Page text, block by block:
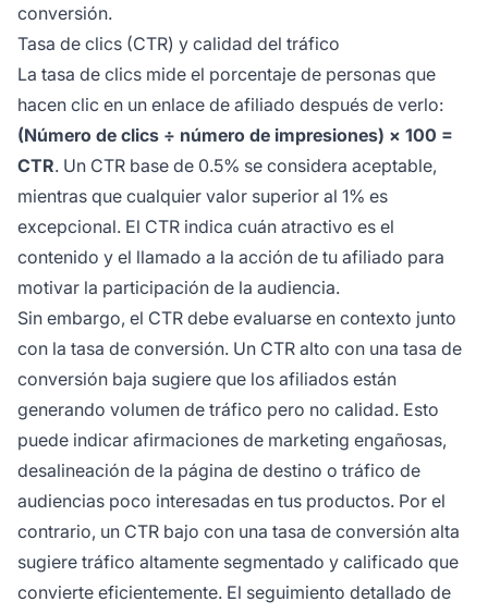
conversión.
Tasa de clics (CTR) y calidad del tráfico
La tasa de clics mide el porcentaje de personas que
hacen clic en un enlace de afiliado después de verlo:
(Número de clics ÷ número de impresiones) × 100 =
CTR. Un CTR base de 0.5% se considera aceptable,
mientras que cualquier valor superior al 1% es
excepcional. El CTR indica cuán atractivo es el
contenido y el llamado a la acción de tu afiliado para
motivar la participación de la audiencia.
Sin embargo, el CTR debe evaluarse en contexto junto
con la tasa de conversión. Un CTR alto con una tasa de
conversión baja sugiere que los afiliados están
generando volumen de tráfico pero no calidad. Esto
puede indicar afirmaciones de marketing engañosas,
desalineación de la página de destino o tráfico de
audiencias poco interesadas en tus productos. Por el
contrario, un CTR bajo con una tasa de conversión alta
sugiere tráfico altamente segmentado y calificado que
convierte eficientemente. El seguimiento detallado de